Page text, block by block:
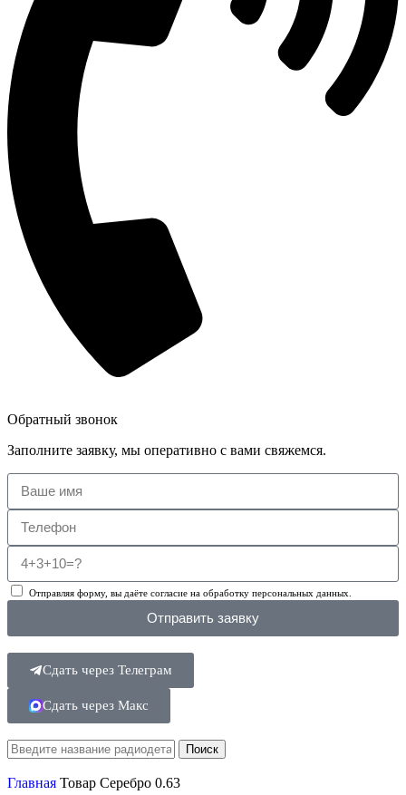
Обратный звонок
Заполните заявку, мы оперативно с вами свяжемся.
Отправляя форму, вы даёте согласие на обработку персональных данных.
Отправить заявку
Сдать через Телеграм
Сдать через Макс
Поиск
Главная Товар Серебро 0.63